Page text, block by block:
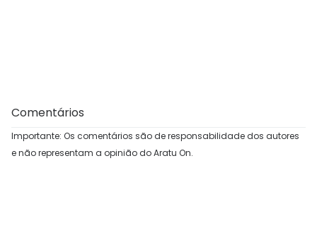
Comentários
Importante: Os comentários são de responsabilidade dos autores
e não representam a opinião do Aratu On.